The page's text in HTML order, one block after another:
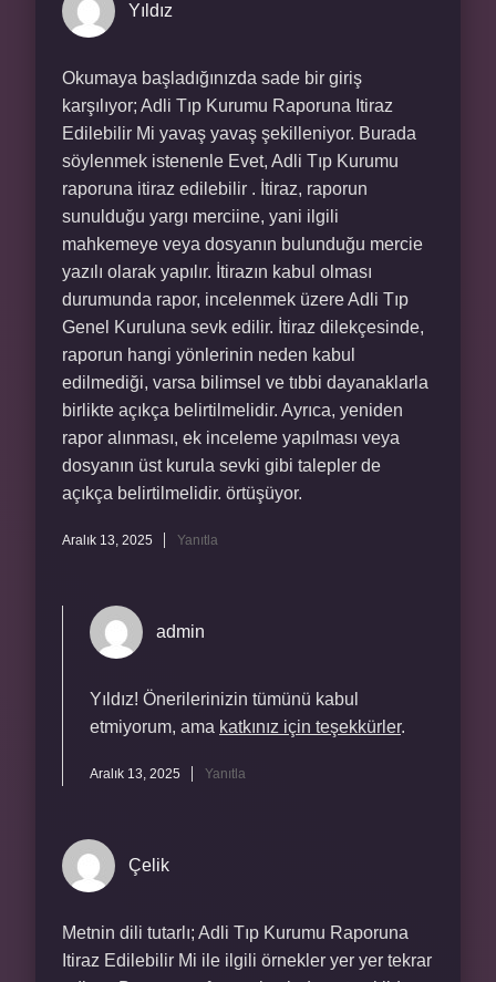
Yıldız
Okumaya başladığınızda sade bir giriş
karşılıyor; Adli Tıp Kurumu Raporuna Itiraz
Edilebilir Mi yavaş yavaş şekilleniyor. Burada
söylenmek istenenle Evet, Adli Tıp Kurumu
raporuna itiraz edilebilir . İtiraz, raporun
sunulduğu yargı merciine, yani ilgili
mahkemeye veya dosyanın bulunduğu mercie
yazılı olarak yapılır. İtirazın kabul olması
durumunda rapor, incelenmek üzere Adli Tıp
Genel Kuruluna sevk edilir. İtiraz dilekçesinde,
raporun hangi yönlerinin neden kabul
edilmediği, varsa bilimsel ve tıbbi dayanaklarla
birlikte açıkça belirtilmelidir. Ayrıca, yeniden
rapor alınması, ek inceleme yapılması veya
dosyanın üst kurula sevki gibi talepler de
açıkça belirtilmelidir. örtüşüyor.
Aralık 13, 2025 Yanıtla
admin
Yıldız! Önerilerinizin tümünü kabul
etmiyorum, ama katkınız için teşekkürler.
Aralık 13, 2025 Yanıtla
Çelik
Metnin dili tutarlı; Adli Tıp Kurumu Raporuna
Itiraz Edilebilir Mi ile ilgili örnekler yer yer tekrar